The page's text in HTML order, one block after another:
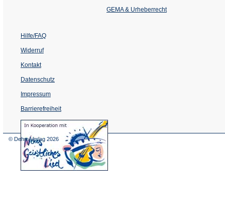
Tab)
GEMA & Urheberrecht
Hilfe/FAQ
Widerruf
Kontakt
Datenschutz
Impressum
Barrierefreiheit
(Öffnet
in
© Dehm Verlag 2026